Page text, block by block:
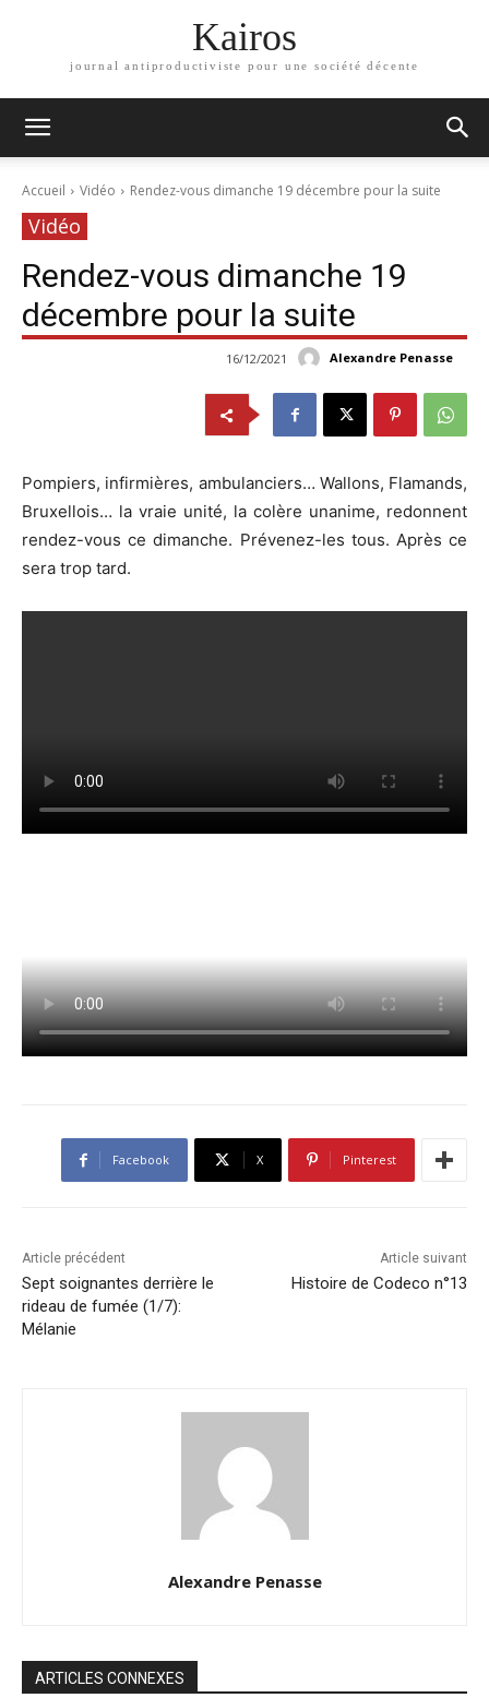
Kairos
journal antiproductiviste pour une société décente
Accueil Vidéo Rendez-vous dimanche 19 décembre pour la suite
Vidéo
Rendez-vous dimanche 19
décembre pour la suite
Alexandre Penasse
16/12/2021
Pompiers, infirmières, ambulanciers… Wallons, Flamands,
Bruxellois… la vraie unité, la colère unanime, redonnent
rendez-vous ce dimanche. Prévenez-les tous. Après ce
sera trop tard.
Facebook X Pinterest
Article précédent
Sept soignantes derrière le
rideau de fumée (1/7):
Mélanie
Article suivant
Histoire de Codeco n°13
Alexandre Penasse
ARTICLES CONNEXES